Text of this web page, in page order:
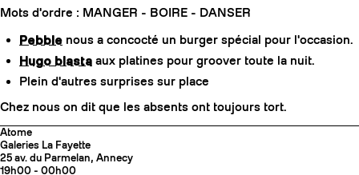
Mots d'ordre : MANGER - BOIRE - DANSER
Pebble nous a concocté un burger spécial pour l'occasion.
Hugo blasta aux platines pour groover toute la nuit.
Plein d'autres surprises sur place
Chez nous on dit que les absents ont toujours tort.
Atome
Galeries La Fayette
25 av. du Parmelan, Annecy
19h00 - 00h00